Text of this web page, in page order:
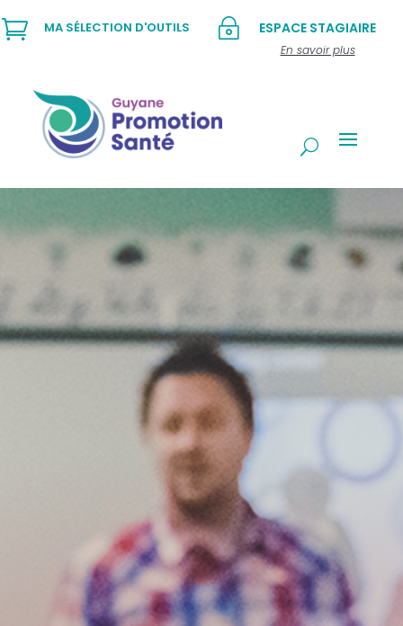
~ ESPACE STAGIAIRE
En savoir plus
 MA SÉLECTION D'OUTILS